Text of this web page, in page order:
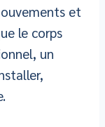
et
le corps
un